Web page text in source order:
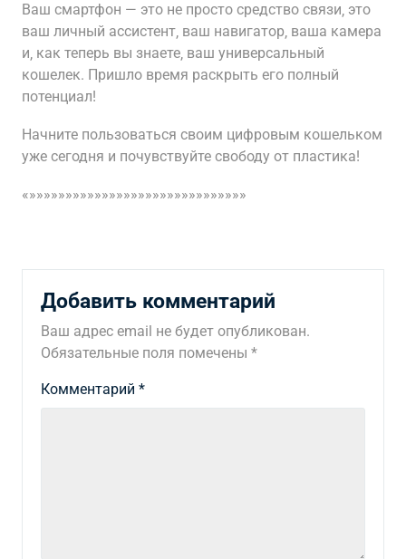
Ваш смартфон — это не просто средство связи‚ это
ваш личный ассистент‚ ваш навигатор‚ ваша камера
и‚ как теперь вы знаете‚ ваш универсальный
кошелек. Пришло время раскрыть его полный
потенциал!
Начните пользоваться своим цифровым кошельком
уже сегодня и почувствуйте свободу от пластика!
«»»»»»»»»»»»»»»»»»»»»»»»»»»»»»»
Добавить комментарий
Ваш адрес email не будет опубликован.
Обязательные поля помечены *
Комментарий *